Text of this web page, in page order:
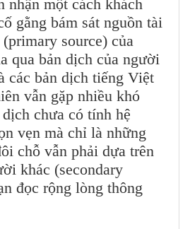
nhận một cách khách
gằng bám sát nguồn tài
source) của
qua bản dịch của người
các bản dịch tiếng Việt
vẫn gặp nhiều khó
chưa có tính hệ
vẹn mà chỉ là những
chỗ vẫn phải dựa trên
khác (secondary
đọc rộng lòng thông